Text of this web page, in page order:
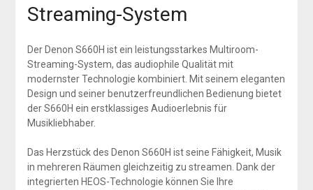
Streaming-System
Der Denon S660H ist ein leistungsstarkes Multiroom-
Streaming-System, das audiophile Qualität mit
modernster Technologie kombiniert. Mit seinem eleganten
Design und seiner benutzerfreundlichen Bedienung bietet
der S660H ein erstklassiges Audioerlebnis für
Musikliebhaber.
Das Herzstück des Denon S660H ist seine Fähigkeit, Musik
in mehreren Räumen gleichzeitig zu streamen. Dank der
integrierten HEOS-Technologie können Sie Ihre